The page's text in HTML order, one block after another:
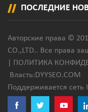
ПОСЛЕДНИЕ
Авторские права ©
CO.,LTD.. Все права
ПОЛИТИКА
Власть:DYYSEO.COM
Поддерживается сеть